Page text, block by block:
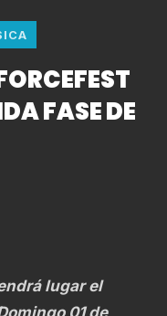
FASE DE
lugar el
01 de